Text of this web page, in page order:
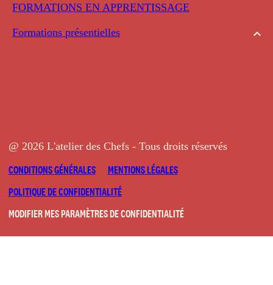
FORMATIONS EN APPRENTISSAGE
Formations présentielles
@ 2026 L'atelier des Chefs - Tous droits réservés
CONDITIONS GÉNÉRALES
MENTIONS LÉGALES
POLITIQUE DE CONFIDENTIALITÉ
MODIFIER MES PARAMÈTRES DE CONFIDENTIALITÉ